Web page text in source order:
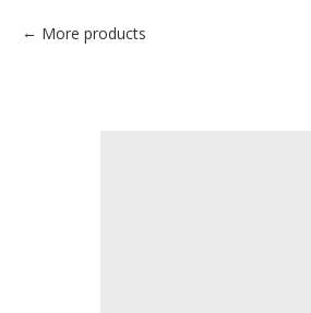
More products